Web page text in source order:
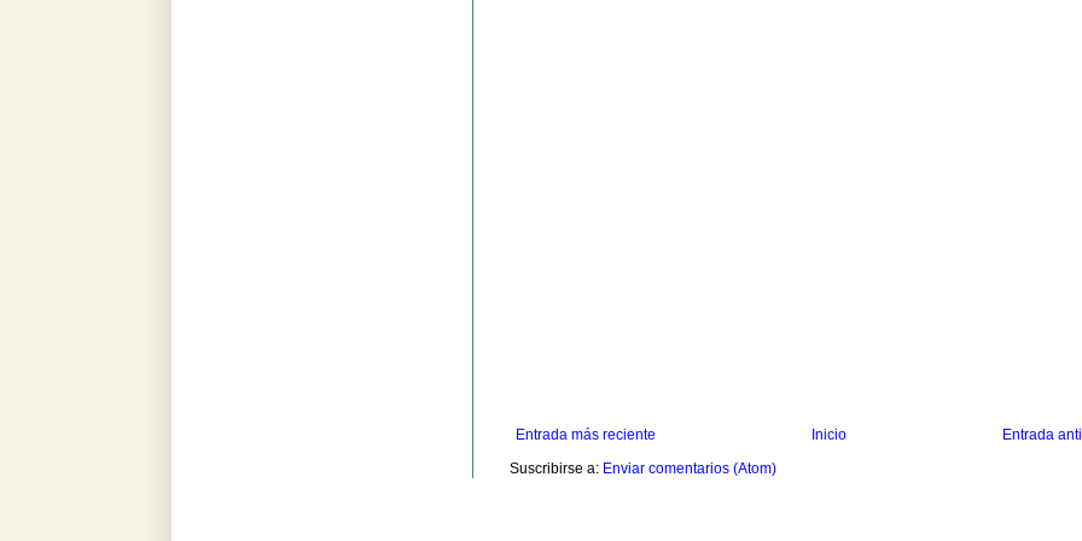
Entrada más reciente Entrada
Inicio
Suscribirse a: Enviar comentarios (Atom)